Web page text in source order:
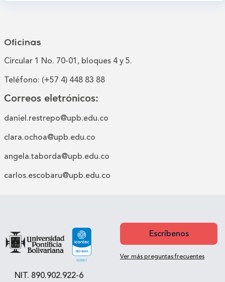
Oficinas
Circular 1 No. 70-01, bloques 4 y 5.
Teléfono: (+57 4) 448 83 88
Correos eletrónicos:
daniel.restrepo@upb.edu.co
clara.ochoa@upb.edu.co
angela.taborda@upb.edu.co
carlos.escobaru@upb.edu.co
NIT. 890.902.922-6
Escríbenos
Ver más preguntas frecuentes